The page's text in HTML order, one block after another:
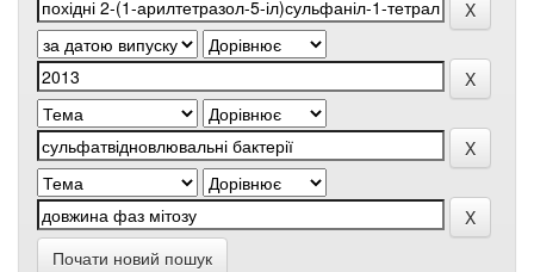
Почати новий пошук